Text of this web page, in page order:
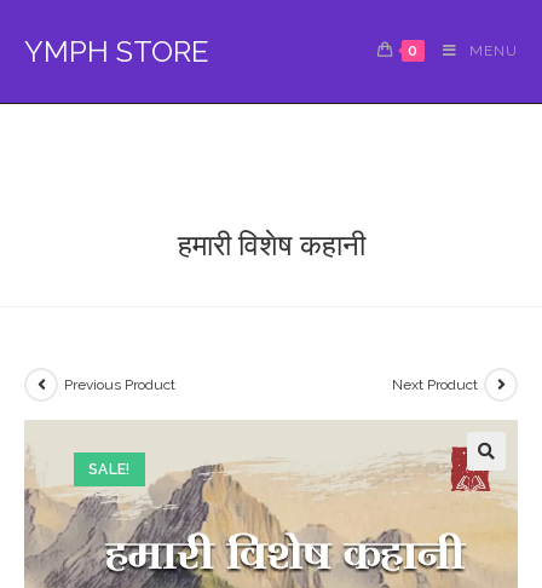
YMPH STORE 0 MENU
हमारी विशेष कहानी
SALE!
Previous Product Next Product